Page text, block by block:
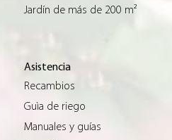
Jardín de más de 200 m²
Asistencia
Recambios
Guìa de riego
Manuales y guías